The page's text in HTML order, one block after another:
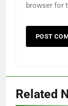
browser for
Related